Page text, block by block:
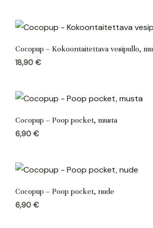
Cocopup – Kokoontaitettava vesipullo,
18,90 €
Cocopup – Poop pocket, musta
6,90 €
Cocopup – Poop pocket, nude
6,90 €